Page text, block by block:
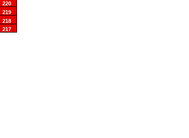
220
219
218
217